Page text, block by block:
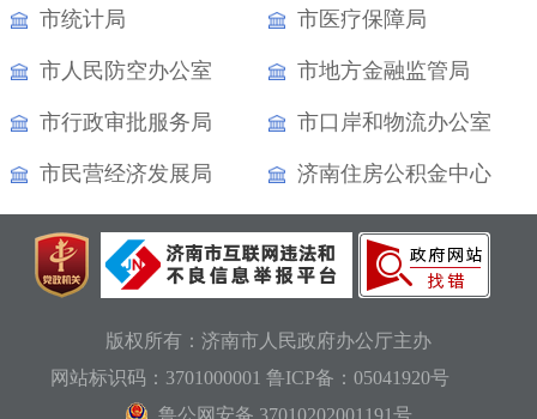
市统计局 市医疗保障局
市人民防空办公室 市地方金融监管局
市行政审批服务局 市口岸和物流办公室
市民营经济发展局 济南住房公积金中心
版权所有：济南市人民政府办公厅主办
网站标识码：3701000001 鲁ICP备：05041920号
鲁公网安备 37010202001191号